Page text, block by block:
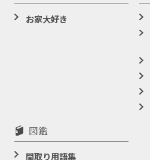
お家大好き
図鑑
間取り用語集